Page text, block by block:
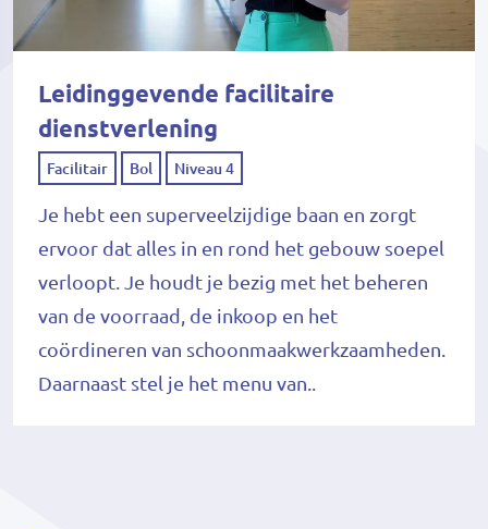
Leidinggevende facilitaire
dienstverlening
Facilitair Bol Niveau 4
Je hebt een superveelzijdige baan en zorgt
ervoor dat alles in en rond het gebouw soepel
verloopt. Je houdt je bezig met het beheren
van de voorraad, de inkoop en het
coördineren van schoonmaakwerkzaamheden.
Daarnaast stel je het menu van..